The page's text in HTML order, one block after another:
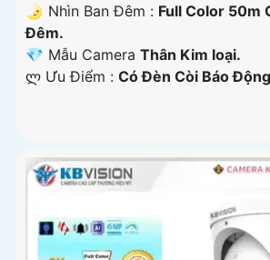
🌛 Nhìn Ban Đêm : Full Color 50m
Ðêm.
💎 Mẫu Camera Thân Kim loại.
️ლ Ưu Điểm : Có Ðèn Còi Báo